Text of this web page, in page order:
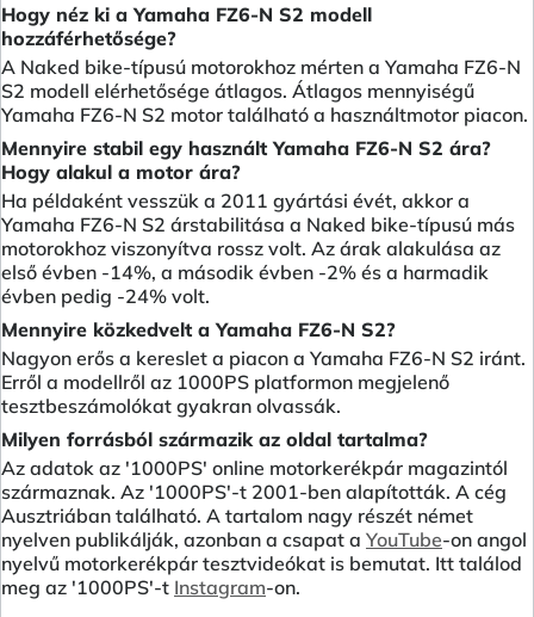
Hogy néz ki a Yamaha FZ6-N S2 modell
hozzáférhetősége?
A Naked bike-típusú motorokhoz mérten a Yamaha FZ6-N
S2 modell elérhetősége átlagos. Átlagos mennyiségű
Yamaha FZ6-N S2 motor található a használtmotor piacon.
Mennyire stabil egy használt Yamaha FZ6-N S2 ára?
Hogy alakul a motor ára?
Ha példaként vesszük a 2011 gyártási évét, akkor a
Yamaha FZ6-N S2 árstabilitása a Naked bike-típusú más
motorokhoz viszonyítva rossz volt. Az árak alakulása az
első évben -14%, a második évben -2% és a harmadik
évben pedig -24% volt.
Mennyire közkedvelt a Yamaha FZ6-N S2?
Nagyon erős a kereslet a piacon a Yamaha FZ6-N S2 iránt.
Erről a modellről az 1000PS platformon megjelenő
tesztbeszámolókat gyakran olvassák.
Milyen forrásból származik az oldal tartalma?
Az adatok az '1000PS' online motorkerékpár magazintól
származnak. Az '1000PS'-t 2001-ben alapították. A cég
Ausztriában található. A tartalom nagy részét német
nyelven publikálják, azonban a csapat a YouTube-on angol
nyelvű motorkerékpár tesztvideókat is bemutat. Itt találod
meg az '1000PS'-t Instagram-on.